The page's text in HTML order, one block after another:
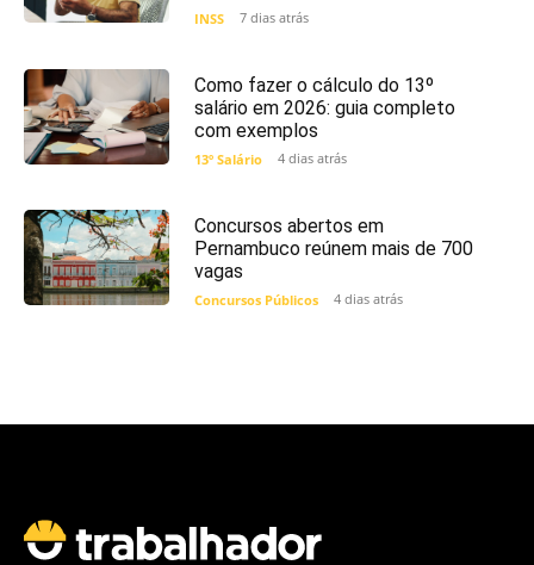
INSS 7 dias atrás
Como fazer o cálculo do 13º
salário em 2026: guia completo
com exemplos
13º Salário 4 dias atrás
Concursos abertos em
Pernambuco reúnem mais de 700
vagas
Concursos Públicos 4 dias atrás